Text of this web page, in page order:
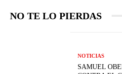
NO TE LO PIERDAS
NOTICIAS
SAMUEL